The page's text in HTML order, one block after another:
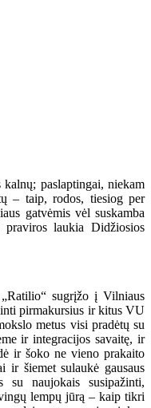
paslaptingai, niekam
– taip, rodos, tiesiog per
gatvėmis vėl suskamba
laukia Didžiosios
„Ratilio“ sugrįžo į Vilniaus
pirmakursius ir kitus VU
metus visi pradėtų su
ir integracijos savaitę, ir
ir šoko ne vieno prakaito
ir šiemet sulaukė gausaus
su naujokais susipažinti,
lempų jūrą – kaip tikri